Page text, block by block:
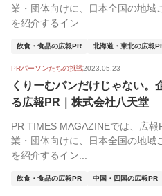
業・団体向けに、日本全国の地域
を紹介するイン...
飲食・食品の広報PR 北海道・東北の広報
PRパーソンたちの挑戦2023.05.23
くりーむパンだけじゃない。
る広報PR｜株式会社八天堂
PR TIMES MAGAZINEでは、広
業・団体向けに、日本全国の地域
を紹介するイン...
飲食・食品の広報PR 中国・四国の広報PR